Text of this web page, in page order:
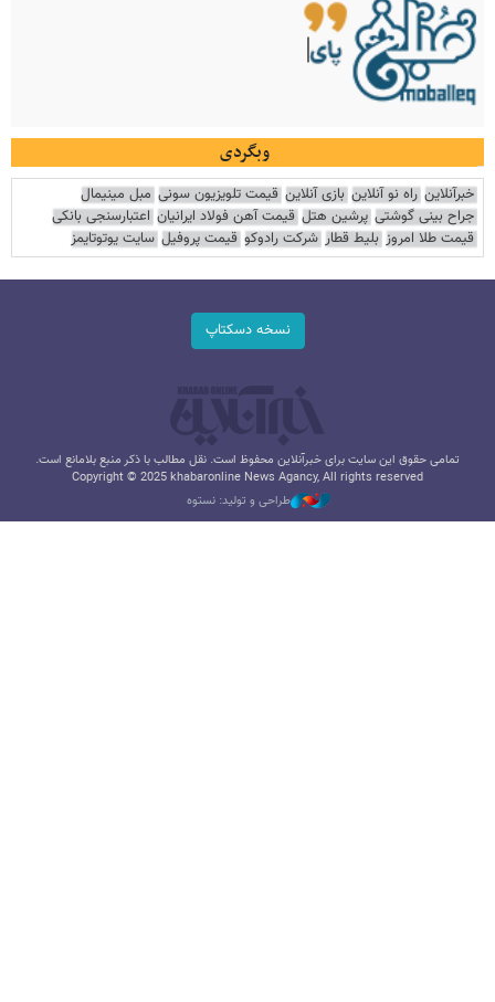
وبگردی
خبرآنلاین راه نو آنلاین بازی آنلاین قیمت تلویزیون سونی مبل مینیمال
جراح بینی گوشتی پرشین هتل قیمت آهن فولاد ایرانیان اعتبارسنجی بانکی
قیمت طلا امروز بلیط قطار شرکت رادوکو قیمت پروفیل سایت یوتوتایمز
نسخه دسکتاپ
تمامی حقوق این سایت برای خبرآنلاین محفوظ است. نقل مطالب با ذکر منبع بلامانع است.
Copyright © 2025 khabaronline News Agancy, All rights reserved
طراحی و تولید: نستوه